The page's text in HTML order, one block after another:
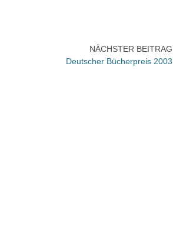
NÄCHSTER BEITRAG
Deutscher Bücherpreis 2003